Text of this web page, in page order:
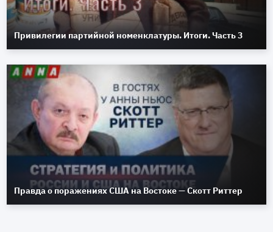
Привилегии партийной номенклатуры. Итоги. Часть 3
Правда о поражениях США на Востоке — Скотт Риттер